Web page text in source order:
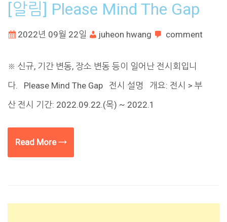
[알림] Please Mind The Gap
2022년 09월 22일 juheon hwang comment
※ 신규, 기간 변동, 장소 변동 등이 일어난 전시회입니
다. Please Mind The Gap 전시 설명 개요: 전시 > 부
산 전시 기간: 2022.09.22.(목) ~ 2022.1
Read More →